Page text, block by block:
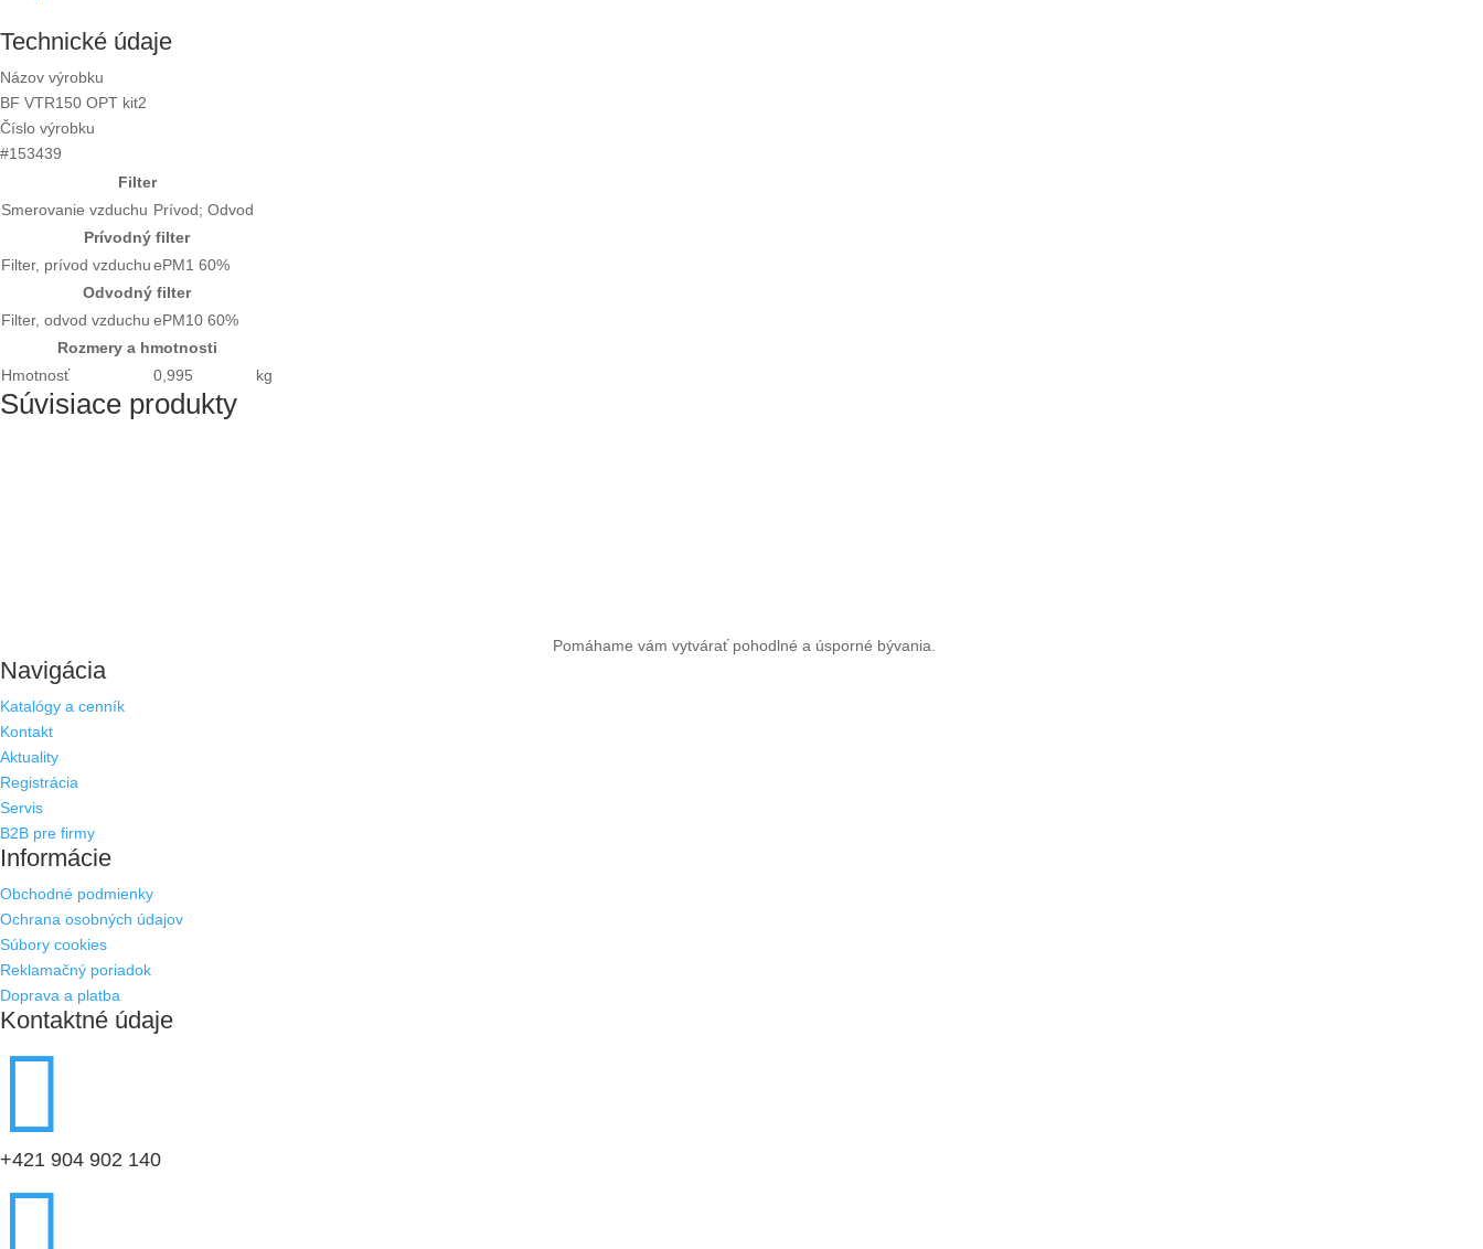
Technické údaje
Názov výrobku
BF VTR150 OPT kit2
Číslo výrobku
#153439
Filter
Smerovanie vzduchu Prívod; Odvod
Prívodný filter
Filter, prívod vzduchuePM1 60%
Odvodný filter
Filter, odvod vzduchu ePM10 60%
Rozmery a hmotnosti
Hmotnosť
0,995 kg
Súvisiace produkty
Pomáhame vám vytvárať pohodlné a úsporné bývania.
Navigácia
Katalógy a cenník
Kontakt
Aktuality
Registrácia
Servis
B2B pre firmy
Informácie
Obchodné podmienky
Ochrana osobných údajov
Súbory cookies
Reklamačný poriadok
Doprava a platba
Kontaktné údaje

+421 904 902 140